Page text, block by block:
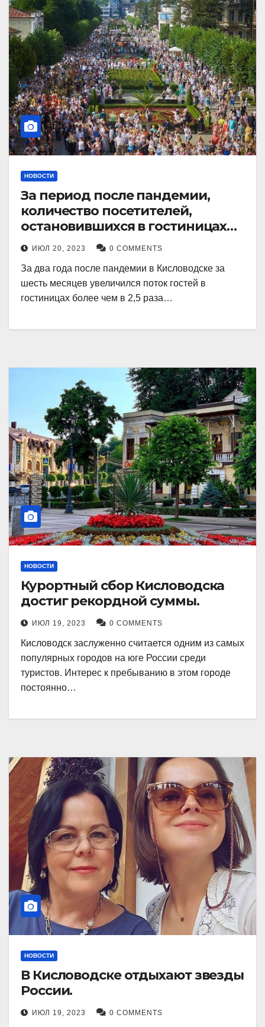
НОВОСТИ
За период после пандемии,
количество посетителей,
остановившихся в гостиницах
Кисловодска, выросло в 2,5 раза.
ИЮЛ 20, 2023 0 COMMENTS
За два года после пандемии в Кисловодске за
шесть месяцев увеличился поток гостей в
гостиницах более чем в 2,5 раза…
НОВОСТИ
Курортный сбор Кисловодска
достиг рекордной суммы.
ИЮЛ 19, 2023 0 COMMENTS
Кисловодск заслуженно считается одним из самых
популярных городов на юге России среди
туристов. Интерес к пребыванию в этом городе
постоянно…
НОВОСТИ
В Кисловодске отдыхают звезды
России.
ИЮЛ 19, 2023 0 COMMENTS